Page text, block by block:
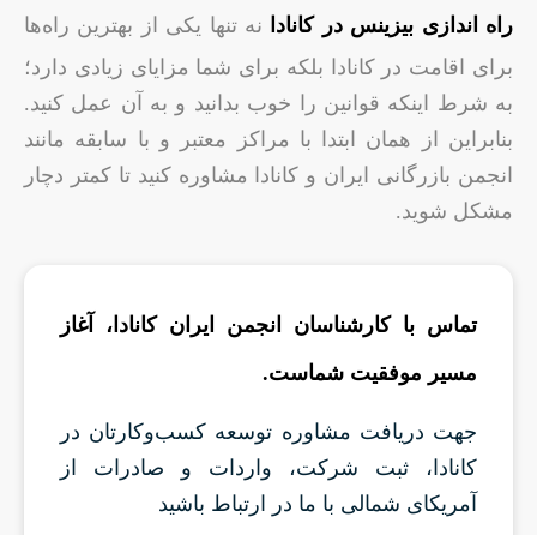
راه اندازی بیزینس در کانادا
نه تنها یکی از بهترین راه‌ها
برای اقامت در کانادا بلکه برای شما مزایای زیادی دارد؛
به شرط اینکه قوانین را خوب بدانید و به آن عمل کنید.
بنابراین از همان ابتدا با مراکز معتبر و با سابقه مانند
انجمن بازرگانی ایران و کانادا مشاوره کنید تا کمتر دچار
مشکل شوید.
تماس با کارشناسان انجمن ایران کانادا، آغاز
مسیر موفقیت شماست.
جهت دریافت مشاوره توسعه کسب‌وکارتان در
کانادا، ثبت شرکت، واردات و صادرات از
آمریکای شمالی با ما در ارتباط باشید